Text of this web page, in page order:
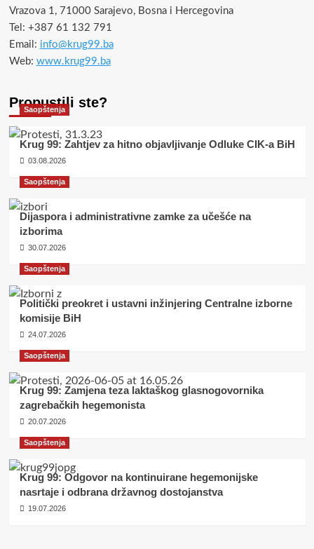
Vrazova 1, 71000 Sarajevo, Bosna i Hercegovina
Tel: +387 61 132 791
Email: info@krug99.ba
Web: www.krug99.ba
Propustili ste?
Saopštenja
Krug 99: Zahtjev za hitno objavljivanje Odluke CIK-a BiH
03.08.2026
Saopštenja
Dijaspora i administrativne zamke za učešće na
izborima
30.07.2026
Saopštenja
Politički preokret i ustavni inžinjering Centralne izborne
komisije BiH
24.07.2026
Saopštenja
Krug 99: Zamjena teza laktaškog glasnogovornika
zagrebačkih hegemonista
20.07.2026
Saopštenja
Krug 99: Odgovor na kontinuirane hegemonijske
nasrtaje i odbrana državnog dostojanstva
19.07.2026